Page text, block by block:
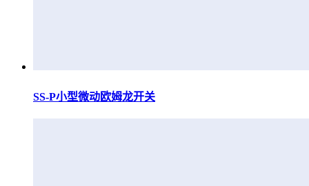
SS-P小型微动欧姆龙开关